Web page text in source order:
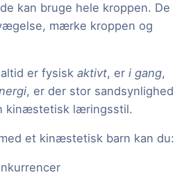
kan bruge hele kroppen. De
mærke kroppen og
er fysisk aktivt, er i gang,
, er der stor sandsynlighed
kinæstetisk læringsstil.
et kinæstetisk barn kan du: